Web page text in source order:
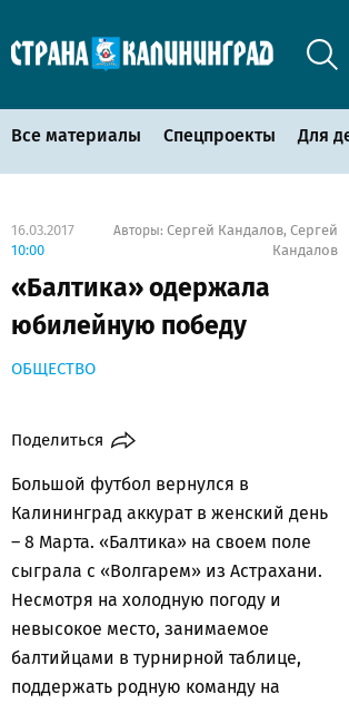
Все материалы Спецпроекты Для
16.03.2017
10:00
Авторы: Сергей Кандалов, Сергей
Кандалов
«Балтика» одержала
юбилейную победу
ОБЩЕСТВО
Поделиться
Большой футбол вернулся в
Калининград аккурат в женский день
– 8 Марта. «Балтика» на своем поле
сыграла с «Волгарем» из Астрахани.
Несмотря на холодную погоду и
невысокое место, занимаемое
балтийцами в турнирной таблице,
поддержать родную команду на